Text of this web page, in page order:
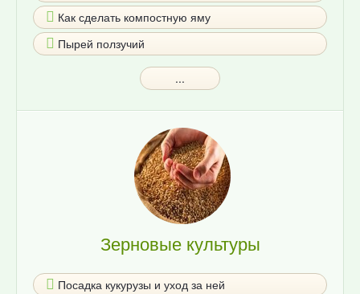
Как сделать компостную яму
Пырей ползучий
...
Зерновые культуры
Посадка кукурузы и уход за ней